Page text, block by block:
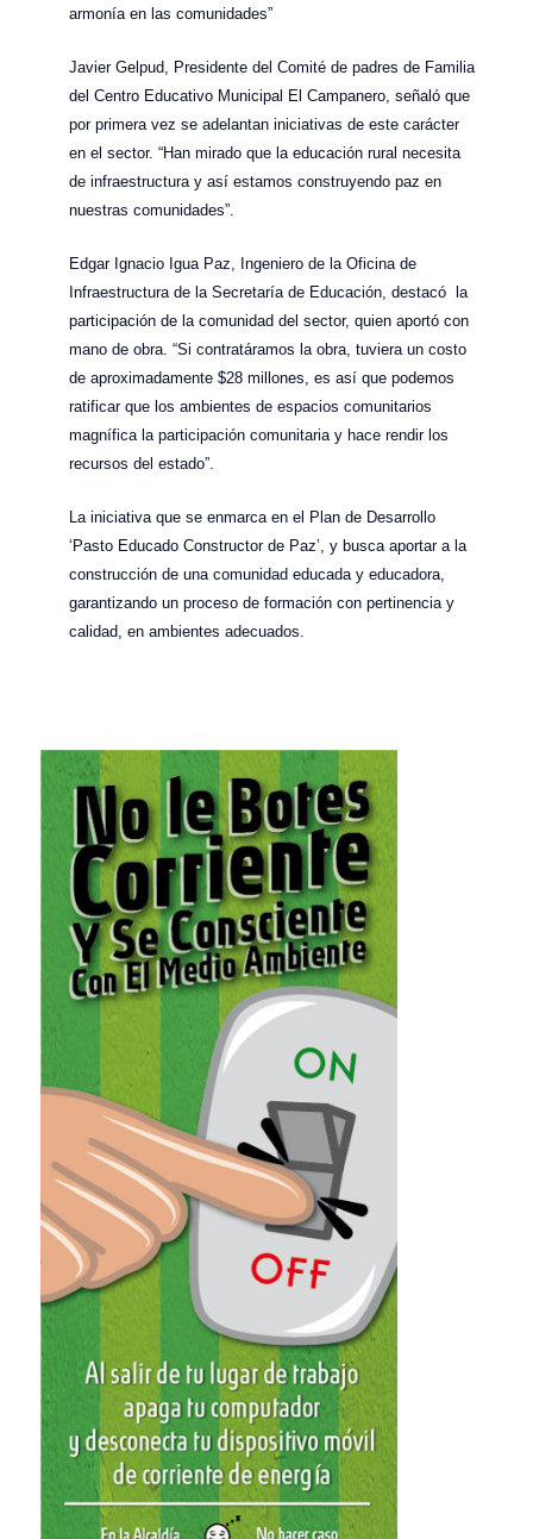
armonía en las comunidades”
Javier Gelpud, Presidente del Comité de padres de Familia
del Centro Educativo Municipal El Campanero, señaló que
por primera vez se adelantan iniciativas de este carácter
en el sector. “Han mirado que la educación rural necesita
de infraestructura y así estamos construyendo paz en
nuestras comunidades”.
Edgar Ignacio Igua Paz, Ingeniero de la Oficina de
Infraestructura de la Secretaría de Educación, destacó la
participación de la comunidad del sector, quien aportó con
mano de obra. “Si contratáramos la obra, tuviera un costo
de aproximadamente $28 millones, es así que podemos
ratificar que los ambientes de espacios comunitarios
magnífica la participación comunitaria y hace rendir los
recursos del estado”.
La iniciativa que se enmarca en el Plan de Desarrollo
‘Pasto Educado Constructor de Paz’, y busca aportar a la
construcción de una comunidad educada y educadora,
garantizando un proceso de formación con pertinencia y
calidad, en ambientes adecuados.